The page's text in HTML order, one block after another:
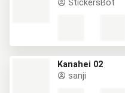
StickersBot
Kanahei 02
sanji